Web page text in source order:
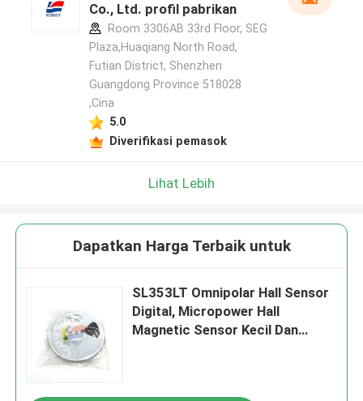
Co., Ltd. profil pabrikan
Room 3306AB 33rd Floor, SEG
Plaza,Huaqiang North Road,
Futian District, Shenzhen
Guangdong Province 518028
,Cina
5.0
Diverifikasi pemasok
Lihat Lebih
Dapatkan Harga Terbaik untuk
SL353LT Omnipolar Hall Sensor
Digital, Micropower Hall
Magnetic Sensor Kecil Dan